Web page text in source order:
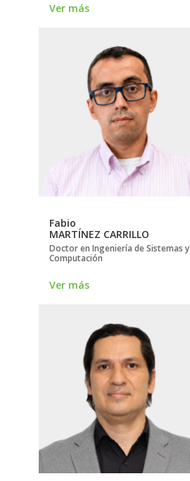
Ver más
Fabio
MARTÍNEZ CARRILLO
Doctor en Ingeniería de Sistemas y
Computación
Ver más